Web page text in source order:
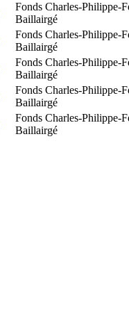
Fonds Charles-Philippe-
Baillairgé
Fonds Charles-Philippe-
Baillairgé
Fonds Charles-Philippe-
Baillairgé
Fonds Charles-Philippe-
Baillairgé
Fonds Charles-Philippe-
Baillairgé